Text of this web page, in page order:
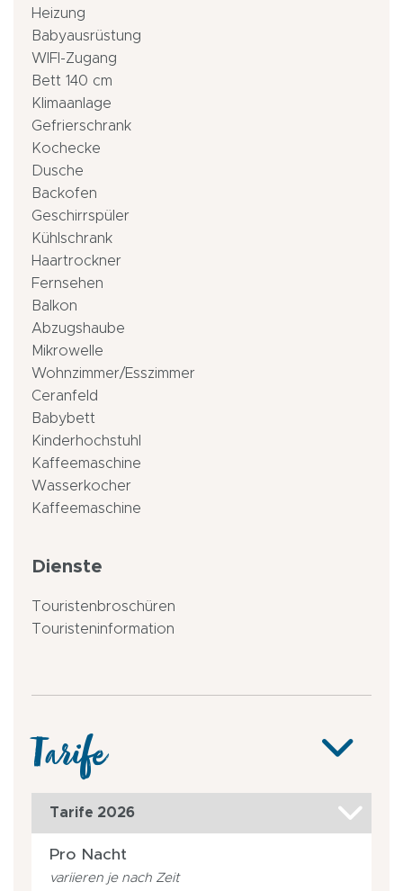
Heizung
Babyausrüstung
WIFI-Zugang
Bett 140 cm
Klimaanlage
Gefrierschrank
Kochecke
Dusche
Backofen
Geschirrspüler
Kühlschrank
Haartrockner
Fernsehen
Balkon
Abzugshaube
Mikrowelle
Wohnzimmer/Esszimmer
Ceranfeld
Babybett
Kinderhochstuhl
Kaffeemaschine
Wasserkocher
Kaffeemaschine
Dienste
Touristenbroschüren
Touristeninformation
Tarife
Tarife 2026
Pro Nacht
variieren je nach Zeit